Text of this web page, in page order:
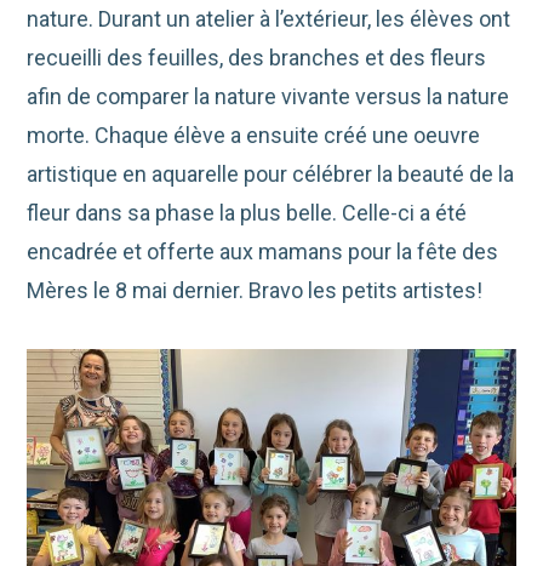
nature. Durant un atelier à l’extérieur, les élèves ont
recueilli des feuilles, des branches et des fleurs
afin de comparer la nature vivante versus la nature
morte. Chaque élève a ensuite créé une oeuvre
artistique en aquarelle pour célébrer la beauté de la
fleur dans sa phase la plus belle. Celle-ci a été
encadrée et offerte aux mamans pour la fête des
Mères le 8 mai dernier. Bravo les petits artistes!